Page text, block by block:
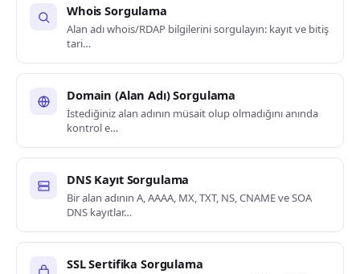
Whois Sorgulama
Alan adı whois/RDAP bilgilerini sorgulayın: kayıt ve bitiş
tari…
Domain (Alan Adı) Sorgulama
İstediğiniz alan adının müsait olup olmadığını anında
kontrol e…
DNS Kayıt Sorgulama
Bir alan adının A, AAAA, MX, TXT, NS, CNAME ve SOA
DNS kayıtlar…
SSL Sertifika Sorgulama